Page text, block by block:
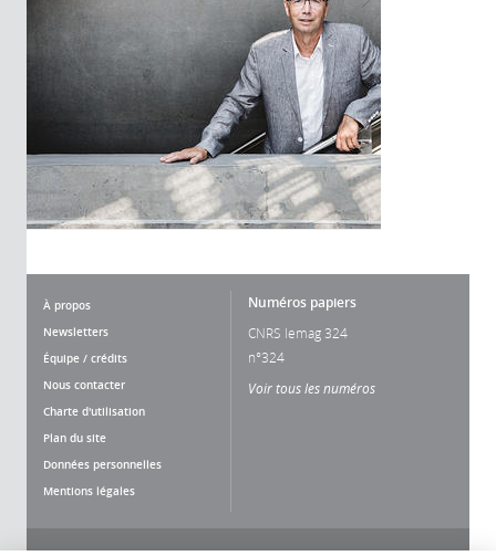
À propos
Newsletters
Équipe / crédits
Nous contacter
Charte d'utilisation
Plan du site
Données personnelles
Mentions légales
Numéros papiers
CNRS lemag 324
n°324
Voir tous les numéros